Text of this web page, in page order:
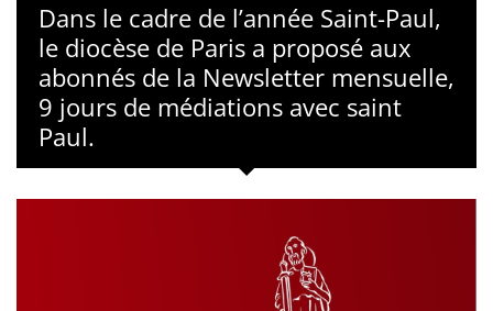
Dans le cadre de l’année Saint-Paul,
le diocèse de Paris a proposé aux
abonnés de la Newsletter mensuelle,
9 jours de médiations avec saint
Paul.